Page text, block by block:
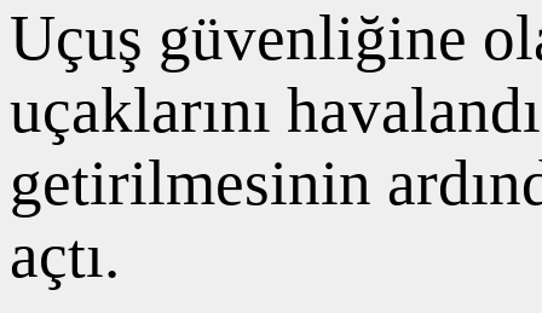
Uçuş güvenliğine
uçaklarını
getirilmesinin
açtı.